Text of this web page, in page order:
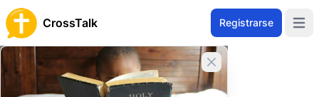
CrossTalk Registrarse
Cerrar banner
Inicio
Archivo de Preguntas